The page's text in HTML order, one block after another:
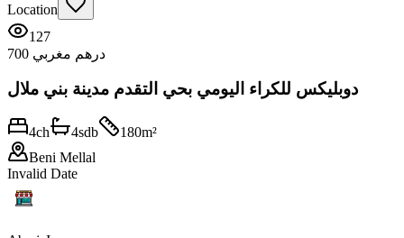
Location
127
700 درهم مغربي
دوبليكس للكراء اليومي بحي التقدم مدينة بني ملال
4ch 4sdb 180m²
Beni Mellal
Invalid Date